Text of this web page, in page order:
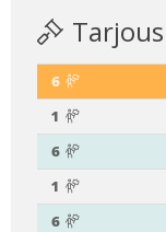
Tarjous
6
1
6
1
6